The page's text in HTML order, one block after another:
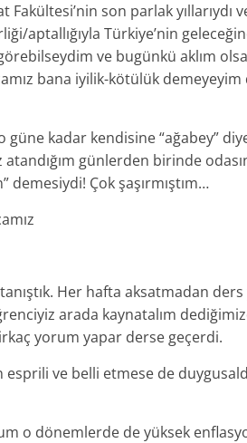
son parlak yıllarıydı
aptallığıyla Türkiye’nin
ve bugünkü aklım
bana iyilik-kötülük demeyeyim
güne kadar kendisine “ağabey”
günlerden birinde
demesiydi! Çok şaşırmıştım…
Her hafta aksatmadan ders
arada kaynatalım
yorum yapar derse geçerdi.
ve belli etmese de
o dönemlerde de yüksek